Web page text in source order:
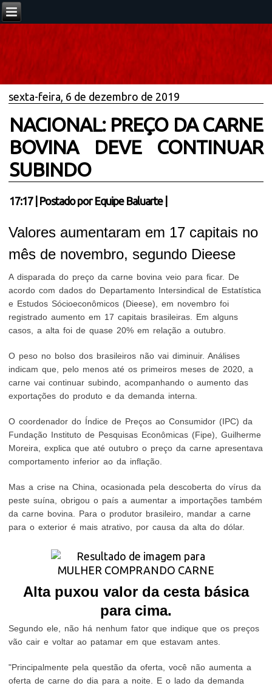
sexta-feira, 6 de dezembro de 2019
NACIONAL: PREÇO DA CARNE
BOVINA DEVE CONTINUAR
SUBINDO
17:17| Postado por Equipe Baluarte
Valores aumentaram em 17 capitais no
mês de novembro, segundo Dieese
A disparada do preço da carne bovina veio para ficar. De
acordo com dados do Departamento Intersindical de Estatística
e Estudos Sócioeconômicos (Dieese), em novembro foi
registrado aumento em 17 capitais brasileiras. Em alguns
casos, a alta foi de quase 20% em relação a outubro.
O peso no bolso dos brasileiros não vai diminuir. Análises
indicam que, pelo menos até os primeiros meses de 2020, a
carne vai continuar subindo, acompanhando o aumento das
exportações do produto e da demanda interna.
O coordenador do Índice de Preços ao Consumidor (IPC) da
Fundação Instituto de Pesquisas Econômicas (Fipe), Guilherme
Moreira, explica que até outubro o preço da carne apresentava
comportamento inferior ao da inflação.
Mas a crise na China, ocasionada pela descoberta do vírus da
peste suína, obrigou o país a aumentar a importações também
da carne bovina. Para o produtor brasileiro, mandar a carne
para o exterior é mais atrativo, por causa da alta do dólar.
Alta puxou valor da cesta básica
para cima.
Segundo ele, não há nenhum fator que indique que os preços
vão cair e voltar ao patamar em que estavam antes.
"Principalmente pela questão da oferta, você não aumenta a
oferta de carne do dia para a noite. E o lado da demanda